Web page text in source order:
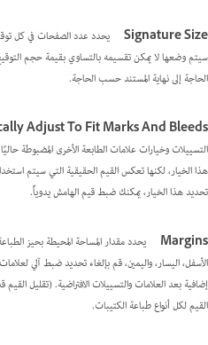
Signature Size
الحاجة إلى نهاية المستند حسب الحاجة.
Adjust To Fit Marks And Bleeds
التسييلات وخيارات علامات الطابعة الأخرى المضبوطة
هذا الخيار، لكنها تعكس القيم الحقيقية التي سيتم
تحديد هذا الخيار، يمكنك ضبط قيم الهامش يدوياًَ.
Margins
يحدد مقدار المساحة المحيطة بحيز
الأسفل، اليسار، واليمين، قم بإلغاء تحديد ضبط آلي
إضافية بعد العلامات والتسييلات الافتراضية. (تقليل
القيم لكل أنواع طباعة الكتيبات.